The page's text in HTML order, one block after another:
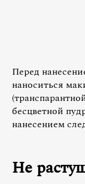
Перед
наноситься
бесцветной
нанесением
Не